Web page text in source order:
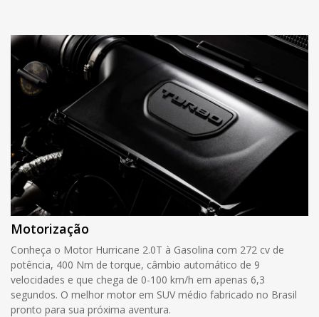
Motorização
Conheça o Motor Hurricane 2.0T à Gasolina com 272 cv de
potência, 400 Nm de torque, câmbio automático de 9
velocidades e que chega de 0-100 km/h em apenas 6,3
segundos. O melhor motor em SUV médio fabricado no Brasil
pronto para sua próxima aventura.